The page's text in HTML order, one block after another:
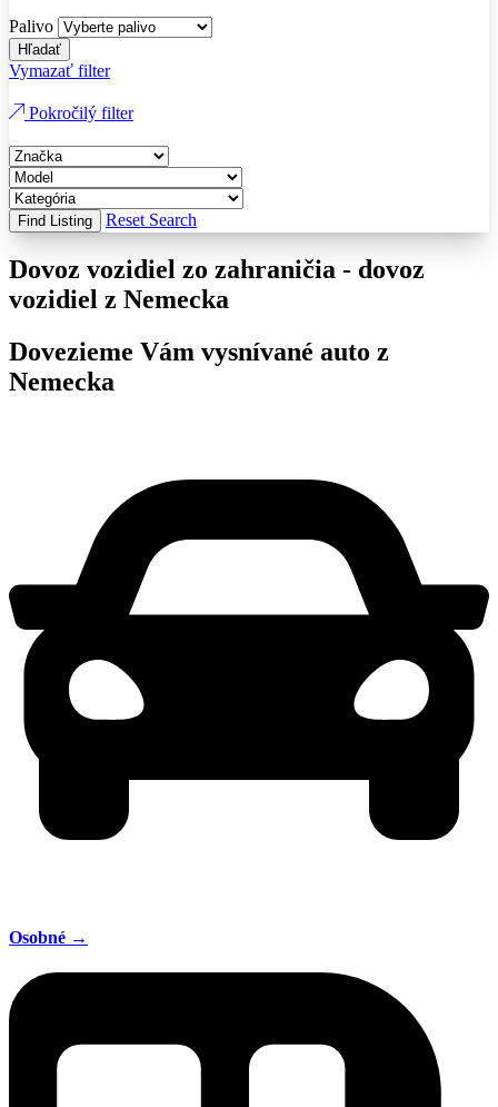
Palivo
Hľadať
Vymazať filter
Pokročilý filter
Find Listing Reset Search
Dovoz vozidiel zo zahraničia - dovoz
vozidiel z Nemecka
Dovezieme Vám vysnívané auto z
Nemecka
Osobné →